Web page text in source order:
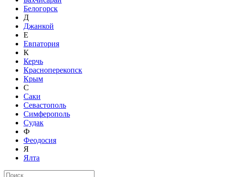
Белогорск
Д
Джанкой
Е
Евпатория
К
Керчь
Красноперекопск
Крым
С
Саки
Севастополь
Симферополь
Судак
Ф
Феодосия
Я
Ялта